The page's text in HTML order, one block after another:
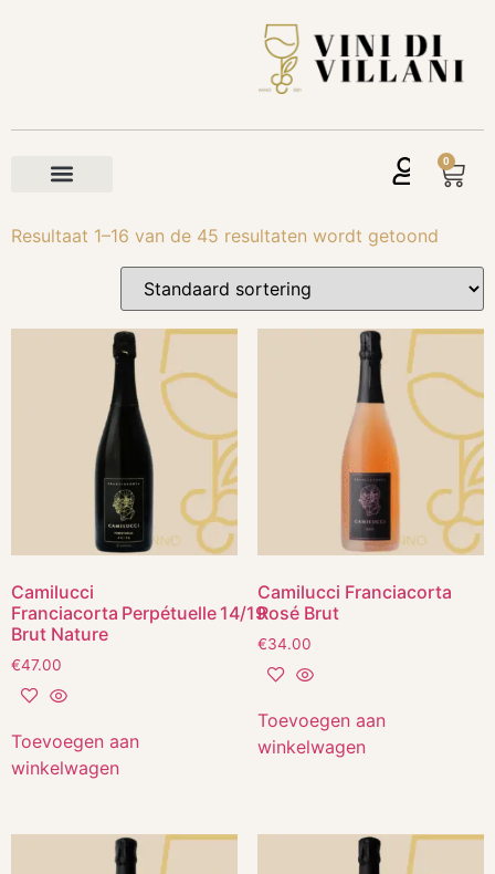
0
Resultaat 1–16 van de 45 resultaten wordt getoond
Camilucci
Franciacorta Perpétuelle 14/19
Brut Nature
€47.00
Toevoegen aan
winkelwagen
Camilucci Franciacorta
Rosé Brut
€34.00
Toevoegen aan
winkelwagen